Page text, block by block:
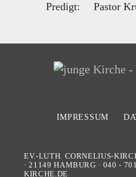
Predigt: Pastor
IMPRESSUM
EV.-LUTH. CORNELIUS-
·21149 HAMBURG · 040 -
KIRCHE.DE